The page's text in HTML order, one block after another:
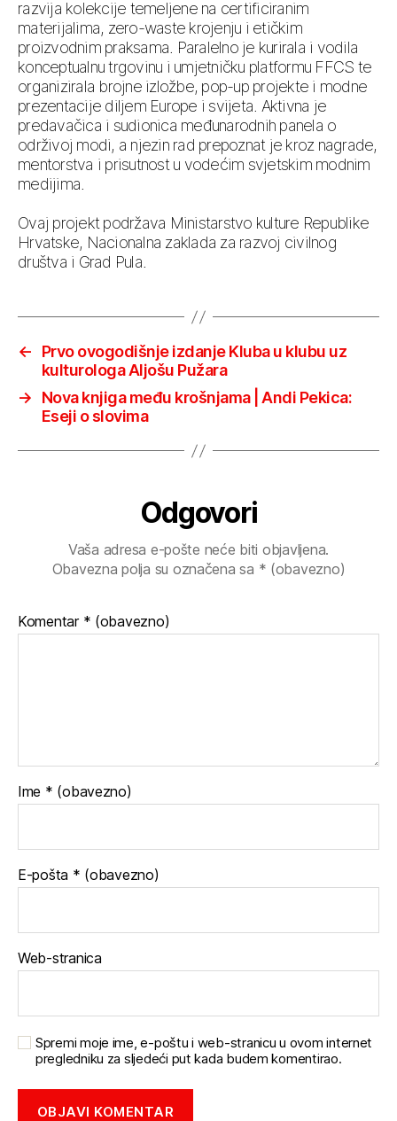
razvija kolekcije temeljene na certificiranim
materijalima, zero-waste krojenju i etičkim
proizvodnim praksama. Paralelno je kurirala i vodila
konceptualnu trgovinu i umjetničku platformu FFCS te
organizirala brojne izložbe, pop-up projekte i modne
prezentacije diljem Europe i svijeta. Aktivna je
predavačica i sudionica međunarodnih panela o
održivoj modi, a njezin rad prepoznat je kroz nagrade,
mentorstva i prisutnost u vodećim svjetskim modnim
medijima.
Ovaj projekt podržava Ministarstvo kulture Republike
Hrvatske, Nacionalna zaklada za razvoj civilnog
društva i Grad Pula.
←
Prvo ovogodišnje izdanje Kluba u klubu uz
kulturologa Aljošu Pužara
→
Nova knjiga među krošnjama | Andi Pekica:
Eseji o slovima
Odgovori
Vaša adresa e-pošte neće biti objavljena.
Obavezna polja su označena sa * (obavezno)
Komentar * (obavezno)
Ime * (obavezno)
E-pošta * (obavezno)
Web-stranica
Spremi moje ime, e-poštu i web-stranicu u ovom internet
pregledniku za sljedeći put kada budem komentirao.